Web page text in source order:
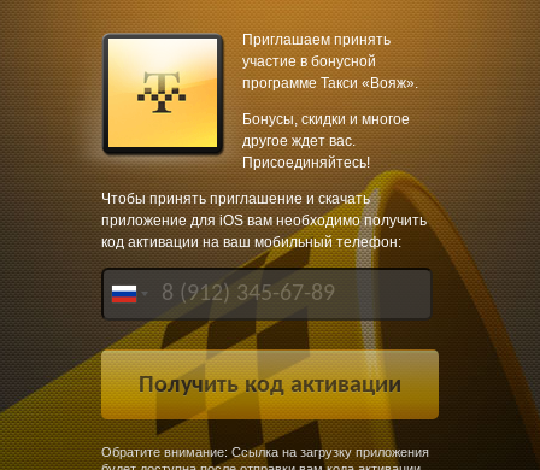
Приглашаем принять
участие в бонусной
программе Такси «Вояж».
Бонусы, скидки и многое
другое ждет вас.
Присоединяйтесь!
Чтобы принять приглашение и скачать
приложение для iOS вам необходимо получить
код активации на ваш мобильный телефон:
Обратите внимание: Ссылка на загрузку приложения